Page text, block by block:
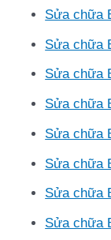
Sửa chữa
Sửa chữa
Sửa chữa
Sửa chữa
Sửa chữa
Sửa chữa
Sửa chữa
Sửa chữa